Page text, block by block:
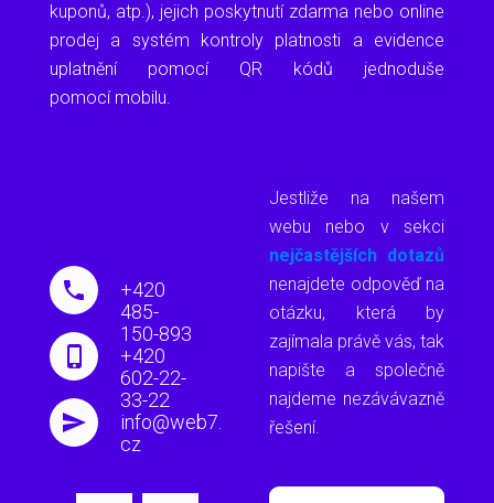
kuponů, atp.), jejich poskytnutí zdarma nebo online
prodej a systém kontroly platnosti a evidence
uplatnění pomocí QR kódů jednoduše
pomocí mobilu.
+420
485-
150-893
+420
602-22-
33-22
info@web7.
cz
Jestliže na našem
webu nebo v sekci
nejčastějších dotazů
nenajdete odpověď na
otázku, která by
zajímala právě vás, tak
napište a společně
najdeme nezávávazně
řešení.